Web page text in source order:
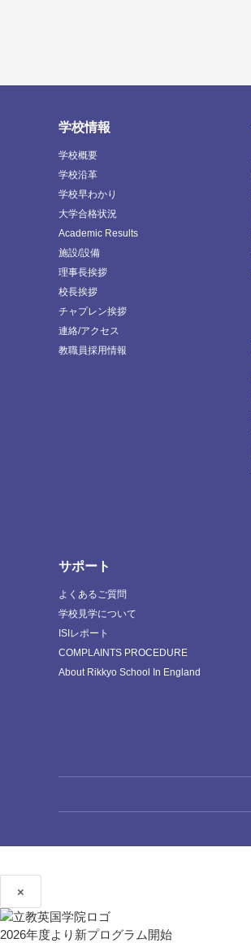
学校情報
学校概要
学校沿革
学校早わかり
大学合格状況
Academic Results
施設/設備
理事長挨拶
校長挨拶
チャプレン挨拶
連絡/アクセス
教職員採用情報
サポート
よくあるご質問
学校見学について
ISIレポート
COMPLAINTS PROCEDURE
About Rikkyo School In England
×
2026年度より新プログラム開始